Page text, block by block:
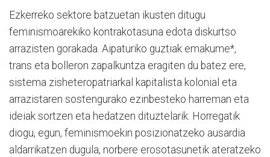
Ezkerreko sektore batzuetan ikusten ditugu
feminismoarekiko kontrakotasuna edota diskurtso
arrazisten gorakada. Aipaturiko guztiak emakume*,
trans eta bolleron zapalkuntza eragiten du batez ere,
sistema zisheteropatriarkal kapitalista kolonial eta
arrazistaren sostengurako ezinbesteko harreman eta
ideiak sortzen eta hedatzen dituztelarik. Horregatik
diogu, egun, feminismoekin posizionatzeko ausardia
aldarrikatzen dugula, norbere erosotasunetik ateratzeko